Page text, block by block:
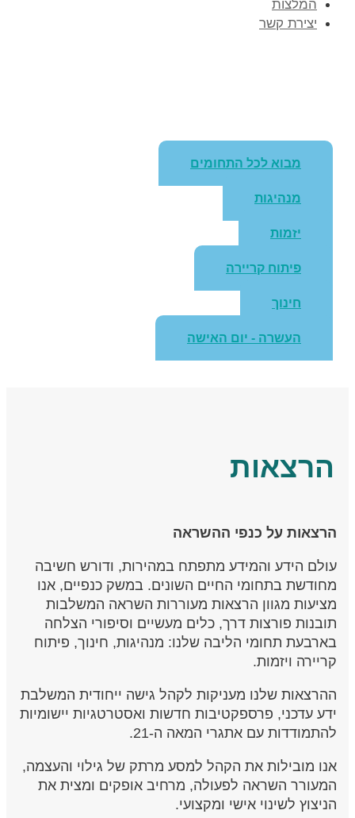
המלצות
יצירת קשר
מבוא לכל התחומים
מנהיגות
יזמות
פיתוח קריירה
חינוך
העשרה - יום האישה
הרצאות
הרצאות על כנפי ההשראה
עולם הידע והמידע מתפתח במהירות, ודורש חשיבה
מחודשת בתחומי החיים השונים. במשק כנפיים, אנו
מציעות מגוון הרצאות מעוררות השראה המשלבות
תובנות פורצות דרך, כלים מעשיים וסיפורי הצלחה
בארבעת תחומי הליבה שלנו: מנהיגות, חינוך, פיתוח
קריירה ויזמות.
ההרצאות שלנו מעניקות לקהל גישה ייחודית המשלבת
ידע עדכני, פרספקטיבות חדשות ואסטרטגיות יישומיות
להתמודדות עם אתגרי המאה ה-21.
אנו מובילות את הקהל למסע מרתק של גילוי והעצמה,
המעורר השראה לפעולה, מרחיב אופקים ומצית את
הניצוץ לשינוי אישי ומקצועי.